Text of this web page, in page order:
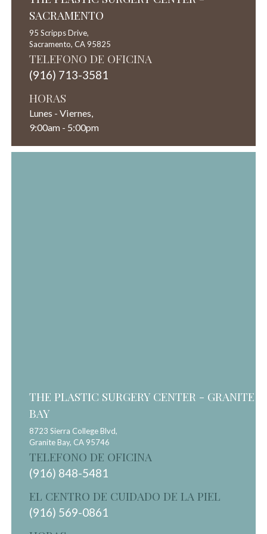
SACRAMENTO
95 Scripps Drive,
Sacramento, CA 95825
TELEFONO DE OFICINA
(916) 713-3581
HORAS
Lunes - Viernes,
9:00am - 5:00pm
THE PLASTIC SURGERY CENTER - GRANITE
BAY
8723 Sierra College Blvd,
Granite Bay, CA 95746
TELEFONO DE OFICINA
(916) 848-5481
EL CENTRO DE CUIDADO DE LA PIEL
(916) 569-0861